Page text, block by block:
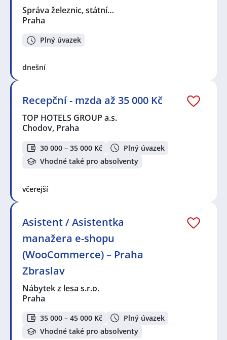
Správa železnic, státní…
Praha
Plný úvazek
dnešní
Recepční - mzda až 35 000 Kč
TOP HOTELS GROUP a.s.
Chodov, Praha
30 000 – 35 000 Kč
Plný úvazek
Vhodné také pro absolventy
včerejší
Asistent / Asistentka
manažera e-shopu
(WooCommerce) – Praha
Zbraslav
Nábytek z lesa s.r.o.
Praha
35 000 – 45 000 Kč
Plný úvazek
Vhodné také pro absolventy